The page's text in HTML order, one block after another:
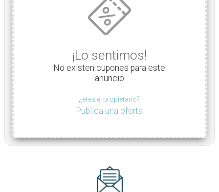
¡Lo sentimos!
No existen cupones para este
anuncio
¿eres el propietario?
Publica una oferta